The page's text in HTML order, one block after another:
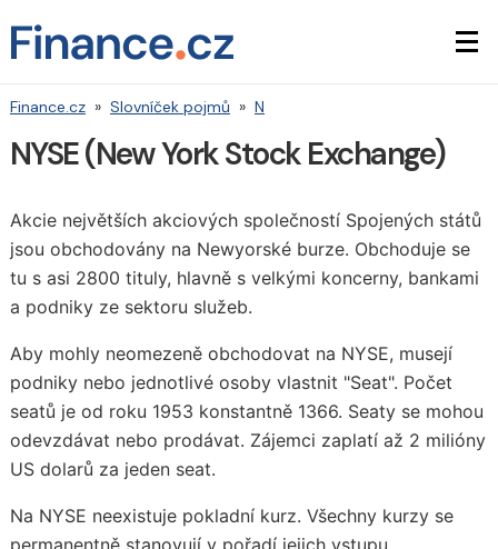
Finance.cz » Slovníček pojmů » N
NYSE (New York Stock Exchange)
Akcie největších akciových společností Spojených států
jsou obchodovány na Newyorské burze. Obchoduje se
tu s asi 2800 tituly, hlavně s velkými koncerny, bankami
a podniky ze sektoru služeb.
Aby mohly neomezeně obchodovat na NYSE, musejí
podniky nebo jednotlivé osoby vlastnit "Seat". Počet
seatů je od roku 1953 konstantně 1366. Seaty se mohou
odevzdávat nebo prodávat. Zájemci zaplatí až 2 milióny
US dolarů za jeden seat.
Na NYSE neexistuje pokladní kurz. Všechny kurzy se
permanentně stanovují v pořadí jejich vstupu.